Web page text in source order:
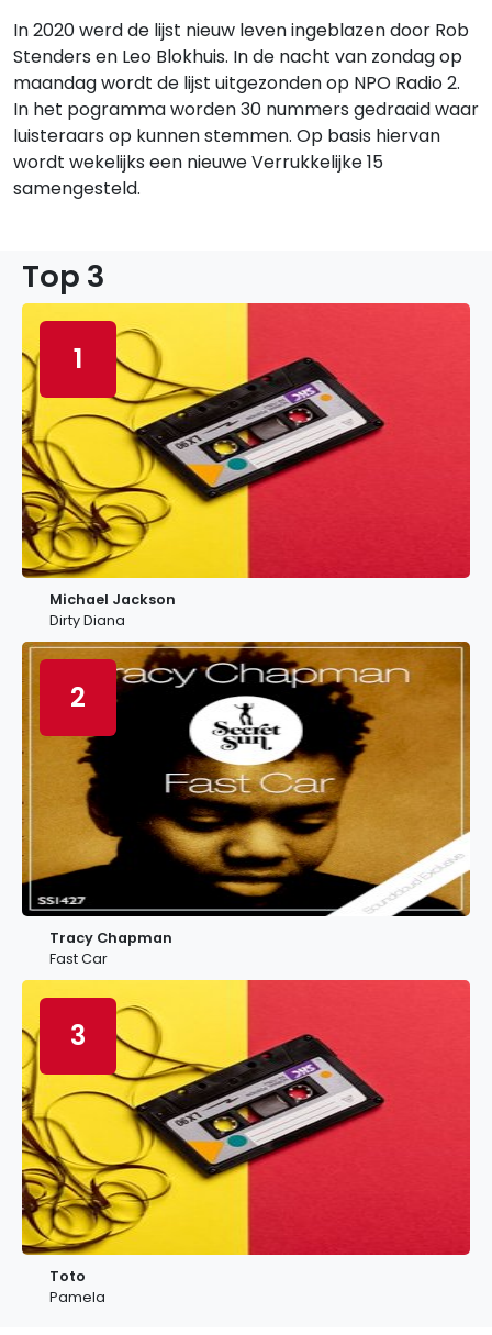
In 2020 werd de lijst nieuw leven ingeblazen door Rob
Stenders en Leo Blokhuis. In de nacht van zondag op
maandag wordt de lijst uitgezonden op NPO Radio 2.
In het pogramma worden 30 nummers gedraaid waar
luisteraars op kunnen stemmen. Op basis hiervan
wordt wekelijks een nieuwe Verrukkelijke 15
samengesteld.
Top 3
1
Michael Jackson
Dirty Diana
2
Tracy Chapman
Fast Car
3
Toto
Pamela